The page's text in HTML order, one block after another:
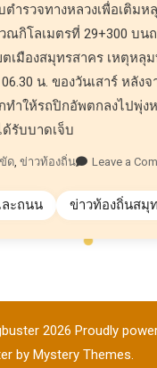
ตำรวจทางหลวงเพื่อเติมห
ณกิโลเมตรที่ 29+300 บน
ตเมืองสมุทรสาคร เหตุหลุ
น. ของวันเสาร์ หลัง
ำให้รถปิกอัพตกลงไปพุ่ง
รับบาดเจ็บ
ด ,ข่าวท้องถิ่น Leave a
ละถนน ข่าวท้องถิ่นสมุ
2026 Proudly
by Mystery Themes.